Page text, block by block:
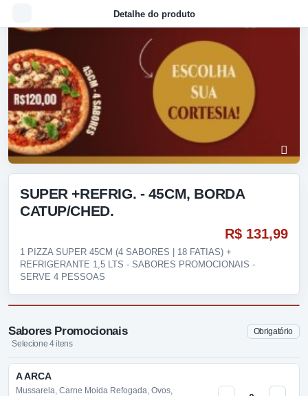
Detalhe do produto
SUPER +REFRIG. - 45CM, BORDA
CATUP/CHED.
1 PIZZA SUPER 45CM (4 SABORES | 18 FATIAS) +
REFRIGERANTE 1,5 LTS - SABORES PROMOCIONAIS -
SERVE 4 PESSOAS
R$ 131,99
Sabores Promocionais
Selecione 4 itens
Obrigatório
A ARCA
Mussarela, Carne Moida Refogada, Ovos,